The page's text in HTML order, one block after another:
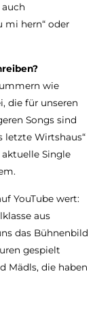
mi hern“ oder
wie
die für unseren
Songs sind
letzte Wirtshaus“
aktuelle Single
YouTube wert:
aus
das Bühnenbild
gespielt
Mädls, die haben